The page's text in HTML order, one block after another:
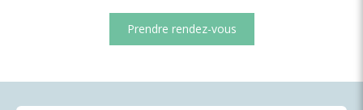
Prendre rendez-vous